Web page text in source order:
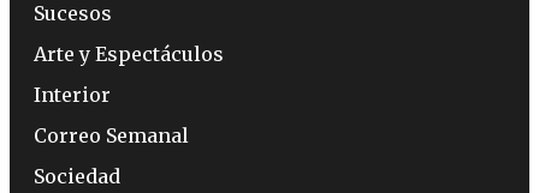
Sucesos
Arte y Espectáculos
Interior
Correo Semanal
Sociedad